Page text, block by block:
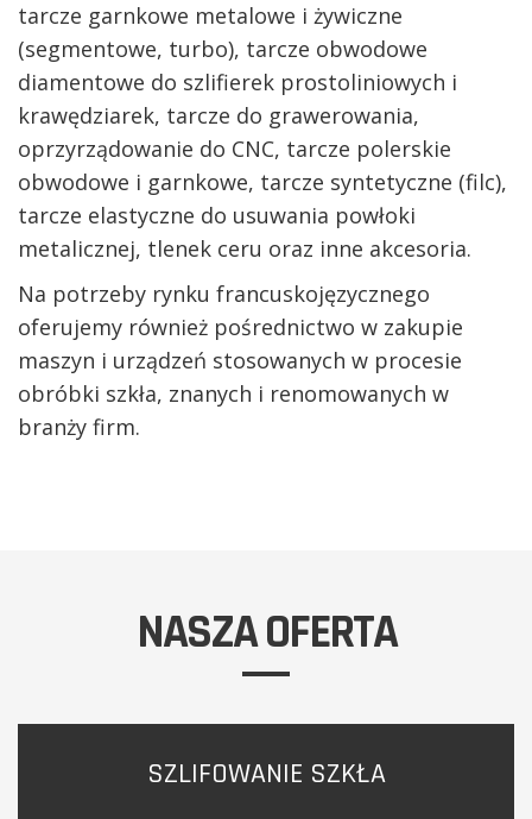
tarcze garnkowe metalowe i żywiczne
(segmentowe, turbo), tarcze obwodowe
diamentowe do szlifierek prostoliniowych i
krawędziarek, tarcze do grawerowania,
oprzyrządowanie do CNC, tarcze polerskie
obwodowe i garnkowe, tarcze syntetyczne (filc),
tarcze elastyczne do usuwania powłoki
metalicznej, tlenek ceru oraz inne akcesoria.
Na potrzeby rynku francuskojęzycznego
oferujemy również pośrednictwo w zakupie
maszyn i urządzeń stosowanych w procesie
obróbki szkła, znanych i renomowanych w
branży firm.
NASZA OFERTA
SZLIFOWANIE SZKŁA